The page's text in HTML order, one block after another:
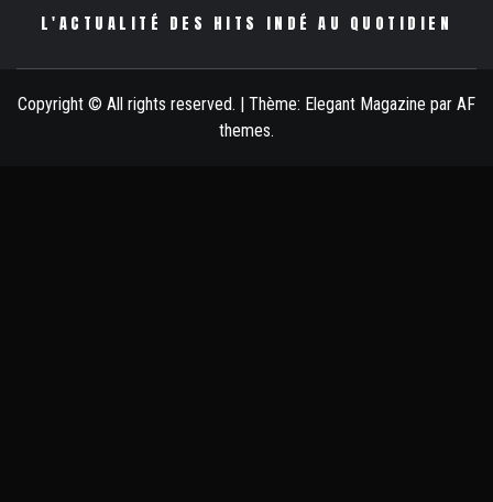
L'ACTUALITÉ DES HITS INDÉ AU QUOTIDIEN
Copyright © All rights reserved. | Thème: Elegant Magazine par AF
themes.